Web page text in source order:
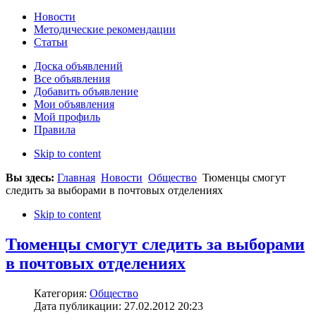
Новости
Методические рекомендации
Статьи
Доска объявлений
Все объявления
Добавить объявление
Мои объявления
Мой профиль
Правила
Skip to content
Вы здесь: Главная Новости Общество Тюменцы смогут
следить за выборами в почтовых отделениях
Skip to content
Тюменцы смогут следить за выборами
в почтовых отделениях
Категория: Общество
Дата публикации: 27.02.2012 20:23